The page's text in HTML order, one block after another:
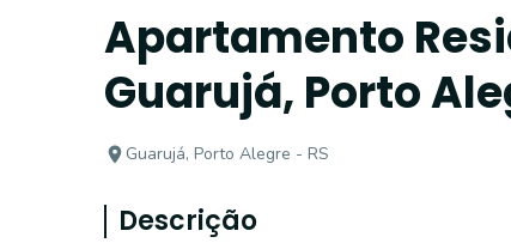
Apartamento
Guarujá, Porto
Guarujá, Porto Alegre - RS
Descrição